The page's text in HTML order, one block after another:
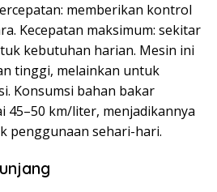
memberikan kontrol
Kecepatan maksimum: sekitar
kebutuhan harian. Mesin ini
tinggi, melainkan untuk
Konsumsi bahan bakar
45–50 km/liter, menjadikannya
penggunaan sehari-hari.